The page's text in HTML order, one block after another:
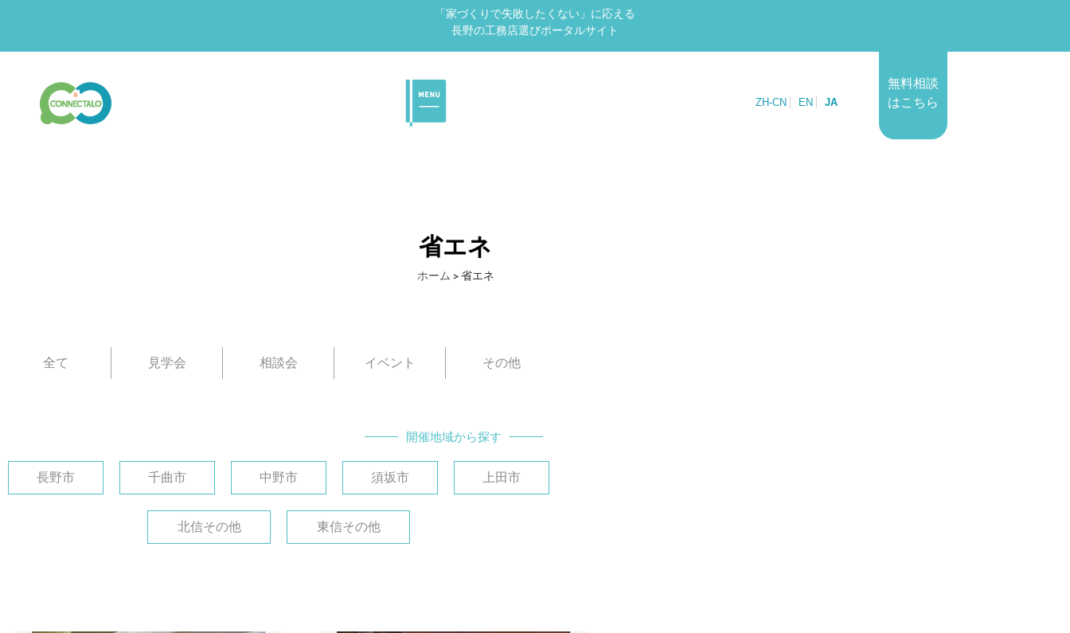
「家づくりで失敗したくない」に応える
長野の工務店選びポータルサイト
ZH-CN EN JA
無料相談
はこちら
省エネ
ホーム >省エネ
全て 見学会 相談会 イベント その他
開催地域から探す
長野市 千曲市 中野市 須坂市 上田市
北信その他 東信その他